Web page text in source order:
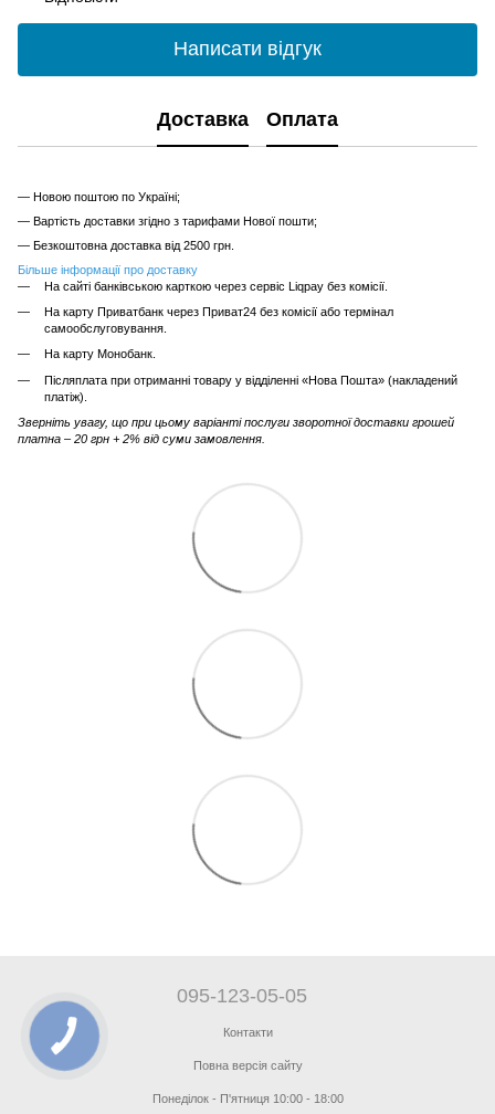
Написати відгук
Доставка Оплата
— Новою поштою по Україні;
— Вартість доставки згідно з тарифами Нової пошти;
— Безкоштовна доставка від 2500 грн.
Більше інформації про доставку
На сайті банківською карткою через сервіс Liqpay без комісії.
На карту Приватбанк через Приват24 без комісії або термінал
самообслуговування.
На карту Монобанк.
Післяплата при отриманні товару у відділенні «Нова Пошта» (накладений
платіж).
Зверніть увагу, що при цьому варіанті послуги зворотної доставки грошей
платна – 20 грн + 2% від суми замовлення.
095-123-05-05
Контакти
Повна версія сайту
Понеділок - П'ятниця 10:00 - 18:00